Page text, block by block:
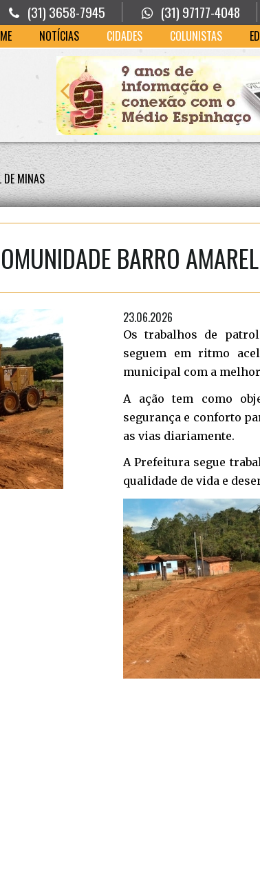
(31) 3658-7945 (31) 97177-4048
NOTÍCIAS CIDADES COLUNISTAS
DE MINAS
BARRO
23.06.2026
Os trabalhos de
seguem em ritmo
municipal com a
A ação tem como
segurança e conforto
as vias diariamente.
A Prefeitura segue
qualidade de vida e